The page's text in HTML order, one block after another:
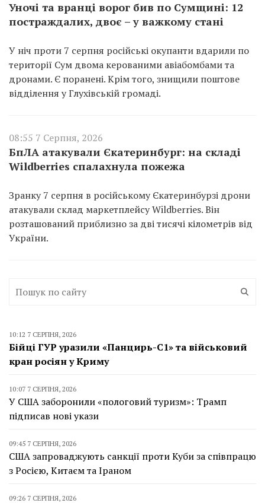
Уночі та вранці ворог бив по Сумщині: 12
постраждалих, двоє – у важкому стані
У ніч проти 7 серпня російські окупанти вдарили по
території Сум двома керованими авіабомбами та
дронами. Є поранені. Крім того, знищили поштове
відділення у Глухівській громаді.
08:55 7 Серпня, 2026
БпЛА атакували Єкатеринбург: на складі
Wildberries спалахнула пожежа
Зранку 7 серпня в російському Єкатеринбурзі дрони
атакували склад маркетплейсу Wildberries. Він
розташований приблизно за дві тисячі кілометрів від
України.
10:12 7 СЕРПНЯ, 2026
Бійці ГУР уразили «Панцирь-С1» та військовий
кран росіян у Криму
10:07 7 СЕРПНЯ, 2026
У США заборонили «пологовий туризм»: Трамп
підписав нові укази
09:45 7 СЕРПНЯ, 2026
США запроваджують санкції проти Куби за співпрацю
з Росією, Китаєм та Іраном
09:26 7 СЕРПНЯ, 2026